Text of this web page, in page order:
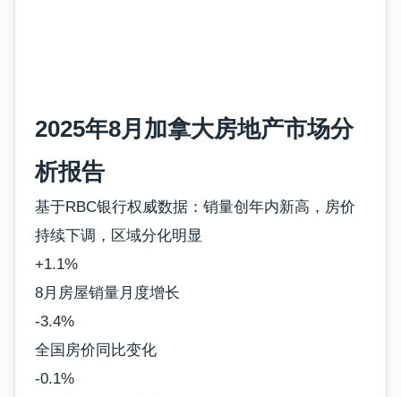
2025年8月加拿大房地产市场分
析报告
基于RBC银行权威数据：销量创年内新高，房价
持续下调，区域分化明显
+1.1%
8月房屋销量月度增长
-3.4%
全国房价同比变化
-0.1%